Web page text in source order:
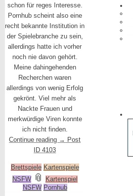
schon für reges Interesse.
Pornhub scheint also eine
recht bekannte Institution in
der Spielebranche zu sein,
allerdings hatte ich vorher
noch nie davon gehört.
Meine dahingehenden
Recherchen waren
allerdings von wenig Erfolg
gekrönt. Viel mehr als
Nackte Frauen und
merkwürdige Viren konnte
ich nicht finden.
Continue reading → Post
ID 4103
Brettspiele Kartenspiele
NSFW
📎 and
tagged
Kartenspiel
NSFW Pornhub